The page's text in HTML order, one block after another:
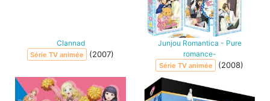
Clannad
Série TV animée (2007)
Junjou Romantica - Pure
romance-
Série TV animée (2008)